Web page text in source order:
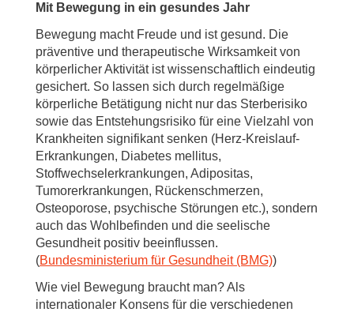
Mit Bewegung in ein gesundes Jahr
Bewegung macht Freude und ist gesund. Die
präventive und therapeutische Wirksamkeit von
körperlicher Aktivität ist wissenschaftlich eindeutig
gesichert. So lassen sich durch regelmäßige
körperliche Betätigung nicht nur das Sterberisiko
sowie das Entstehungsrisiko für eine Vielzahl von
Krankheiten signifikant senken (Herz-Kreislauf-
Erkrankungen, Diabetes mellitus,
Stoffwechselerkrankungen, Adipositas,
Tumorerkrankungen, Rückenschmerzen,
Osteoporose, psychische Störungen etc.), sondern
auch das Wohlbefinden und die seelische
Gesundheit positiv beeinflussen.
(Bundesministerium für Gesundheit (BMG))
Wie viel Bewegung braucht man? Als
internationaler Konsens für die verschiedenen